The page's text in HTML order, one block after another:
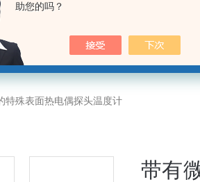
助您的吗？
PendoTECH压力监控与传送系统、一次压力传感器
特殊表面热电偶探头温度计
带有